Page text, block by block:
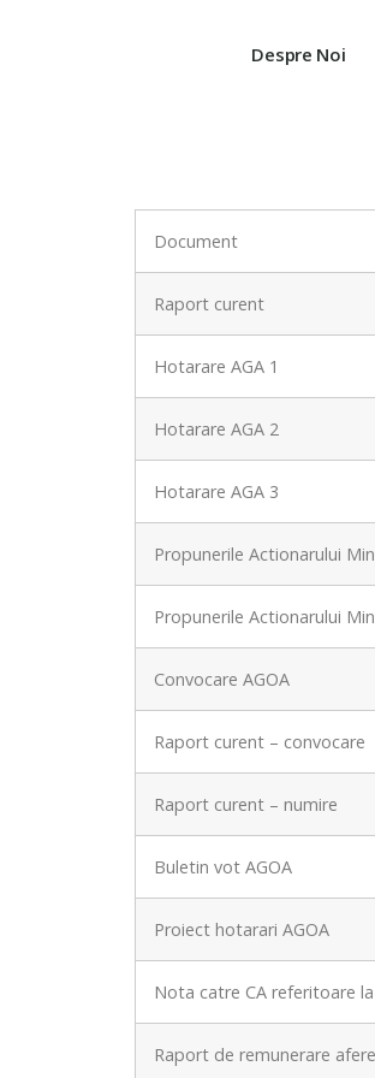
Despre Noi
Document
Raport curent
Hotarare AGA 1
Hotarare AGA 2
Hotarare AGA 3
Propunerile Actionarului
Propunerile Actionarului
Convocare AGOA
Raport curent – convocare
Raport curent – numire
Buletin vot AGOA
Proiect hotarari AGOA
Nota catre CA referitoare
Raport de remunerare